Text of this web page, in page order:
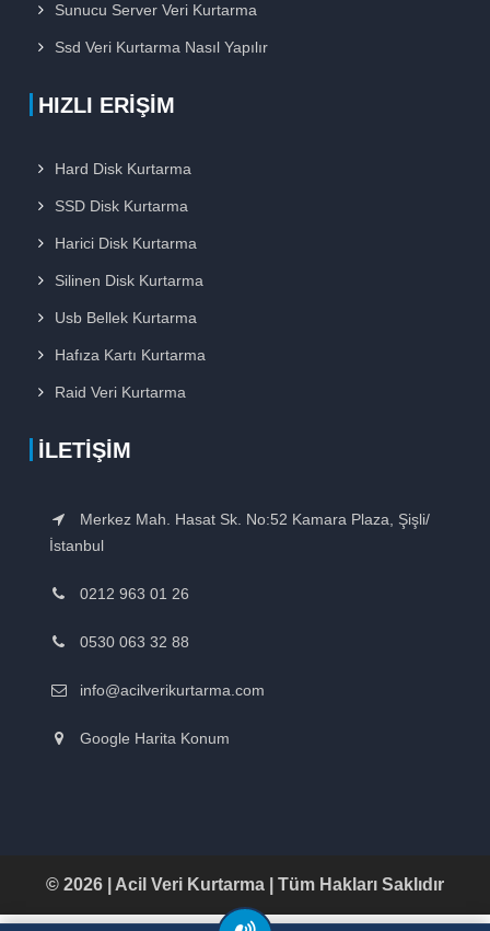
Sunucu Server Veri Kurtarma
Ssd Veri Kurtarma Nasıl Yapılır
HIZLI ERIŞIM
Hard Disk Kurtarma
SSD Disk Kurtarma
Harici Disk Kurtarma
Silinen Disk Kurtarma
Usb Bellek Kurtarma
Hafıza Kartı Kurtarma
Raid Veri Kurtarma
İLETIŞIM
Merkez Mah. Hasat Sk. No:52 Kamara Plaza, Şişli/
İstanbul
0212 963 01 26
0530 063 32 88
info@acilverikurtarma.com
Google Harita Konum
© 2026 | Acil Veri Kurtarma | Tüm Hakları Saklıdır